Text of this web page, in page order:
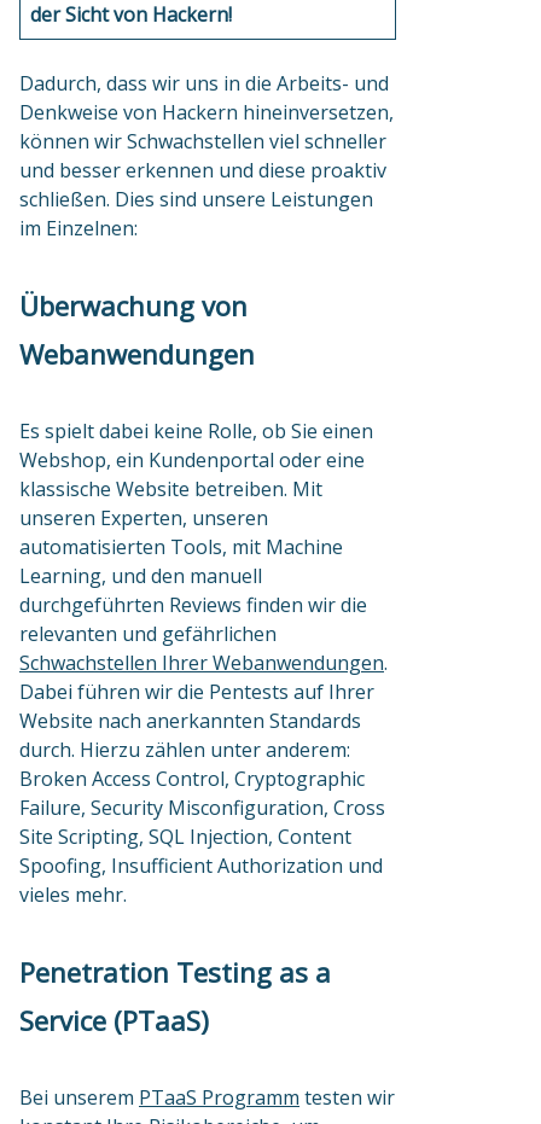
der Sicht von Hackern!
Dadurch, dass wir uns in die Arbeits- und
Denkweise von Hackern hineinversetzen,
können wir Schwachstellen viel schneller
und besser erkennen und diese proaktiv
schließen. Dies sind unsere Leistungen
im Einzelnen:
Überwachung von
Webanwendungen
Es spielt dabei keine Rolle, ob Sie einen
Webshop, ein Kundenportal oder eine
klassische Website betreiben. Mit
unseren Experten, unseren
automatisierten Tools, mit Machine
Learning, und den manuell
durchgeführten Reviews finden wir die
relevanten und gefährlichen
Schwachstellen Ihrer Webanwendungen.
Dabei führen wir die Pentests auf Ihrer
Website nach anerkannten Standards
durch. Hierzu zählen unter anderem:
Broken Access Control, Cryptographic
Failure, Security Misconfiguration, Cross
Site Scripting, SQL Injection, Content
Spoofing, Insufficient Authorization und
vieles mehr.
Penetration Testing as a
Service (PTaaS)
Bei unserem PTaaS Programm testen wir